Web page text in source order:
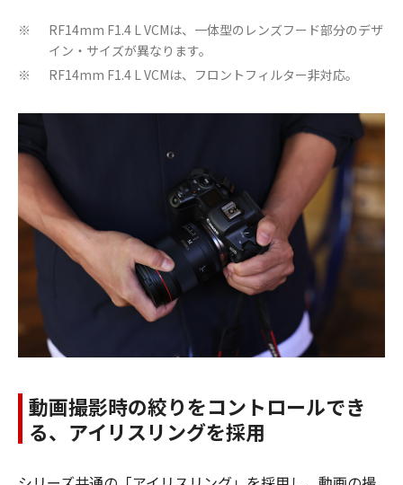
※
RF14mm F1.4 L VCMは、一体型のレンズフード部分のデザ
イン・サイズが異なります。
※ RF14mm F1.4 L VCMは、フロントフィルター非対応。
動画撮影時の絞りをコントロールでき
る、アイリスリングを採用